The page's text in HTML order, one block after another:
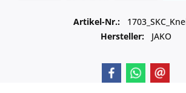
Artikel-Nr.:
Hersteller:
JAKO